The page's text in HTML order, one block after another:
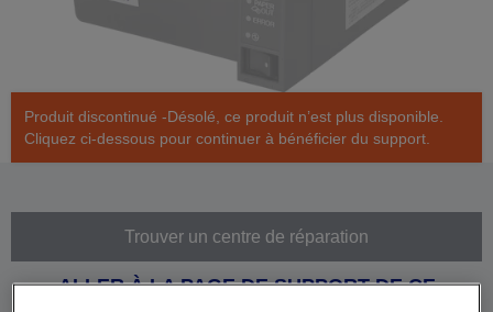
Produit discontinué -Désolé, ce produit n’est plus disponible.
Cliquez ci-dessous pour continuer à bénéficier du support.
Trouver un centre de réparation
ALLER À LA PAGE DE SUPPORT DE CE